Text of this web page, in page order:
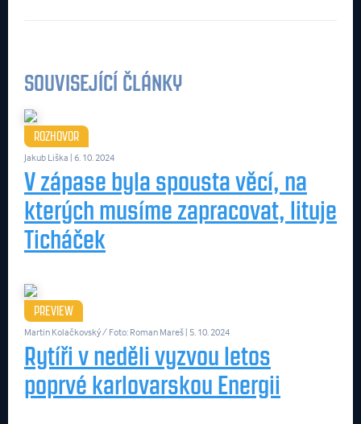
SOUVISEJÍCÍ ČLÁNKY
ROZHOVOR
Jakub Liška | 6. 10. 2024
V zápase byla spousta věcí, na
kterých musíme zapracovat, lituje
Ticháček
PREVIEW
Martin Kolačkovský / Foto: Roman Mareš | 5. 10. 2024
Rytíři v neděli vyzvou letos
poprvé karlovarskou Energii